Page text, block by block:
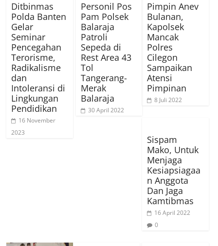
Ditbinmas
Polda Banten
Gelar
Seminar
Pencegahan
Terorisme,
Radikalisme
dan
Intoleransi di
Lingkungan
Pendidikan
16 November
2023
Personil Pos
Pam Polsek
Balaraja
Patroli
Sepeda di
Rest Area 43
Tol
Tangerang-
Merak
Balaraja
30 April 2022
Pimpin Anev
Bulanan,
Kapolsek
Mancak
Polres
Cilegon
Sampaikan
Atensi
Pimpinan
8 Juli 2022
Sispam
Mako, Untuk
Menjaga
Kesiapsiagaa
n Anggota
Dan Jaga
Kamtibmas
16 April 2022
0